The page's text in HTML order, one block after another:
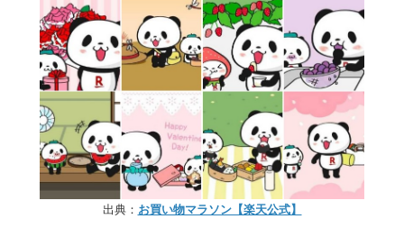
出典： お買い物マラソン【楽天公式】